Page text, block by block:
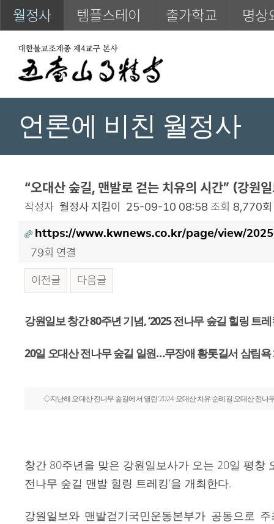
월정사 템플스테이 출가학교 명상
언론에 비친 월정사
“오대산 숲길, 맨발로 걷는 치유의 시간” (강원
작성자 월정사 지킴이 25-09-10 08:58 조회 8,770회
https://www.kwnews.co.kr/page/view/
79회 연결
이전글
다음글
본문
강원일보 창간 80주년 기념, ‘2025 전나무 숲길 힐링 트레
20일 오대산 전나무 숲길 일원…무장애 황톳길서 삼림욕
◇지난해 오대산 전나무 숲길에서 열린 ‘2024 오대산 치유 순례길:오대산 전나
창간 80주년을 맞은 강원일보사가 오는 20일 평창
전나무 숲길 맨발 힐링 트레킹’을 개최한다.
강원일보와 맨발걷기국민운동본부가 공동으로